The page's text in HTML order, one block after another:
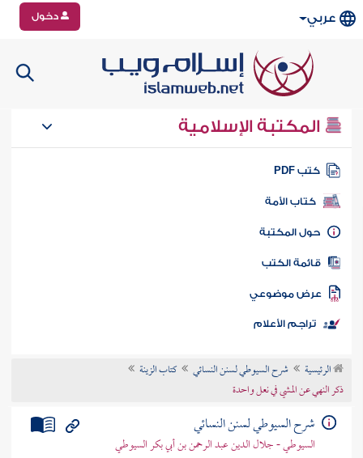
عربي دخول
المكتبة الإسلامية
كتب PDF
كتاب الأمة
المكتبة
الكتب
موضوعي
تراجم الأعلام
الرئيسية شرح السيوطي لسنن النسائي
كتاب الزينة
ذكر النهي عن المشي في نعل واحدة
شرح السيوطي لسنن النسائي
السيوطي - جلال الدين عبد الرحمن بن أبي بكر السيوطي